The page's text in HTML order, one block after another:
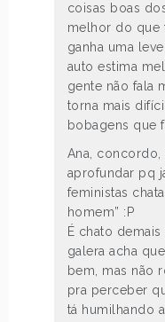
coisas boas
melhor do que
ganha uma
auto estima
gente não fala
torna mais
bobagens que
Ana, concordo,
aprofundar pq
feministas
homem” :P
É chato
galera acha
bem, mas não
pra perceber
tá humilhando